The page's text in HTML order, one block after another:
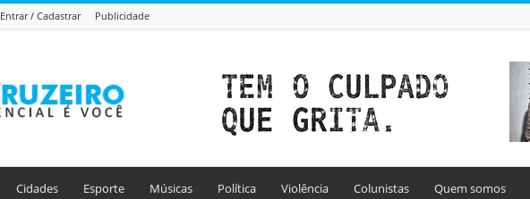
Entrar / Cadastrar Publicidade
Info
Cruzeiro
Cidades Esporte Músicas Política Violência Colunistas Quem somos